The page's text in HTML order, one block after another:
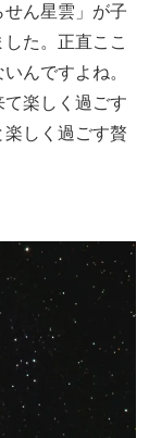
ん星雲」が子
た。正直ここ
んですよね。
楽しく過ごす
しく過ごす贅